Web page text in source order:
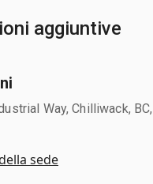
aggiuntive
Way, Chilliwack,
sede